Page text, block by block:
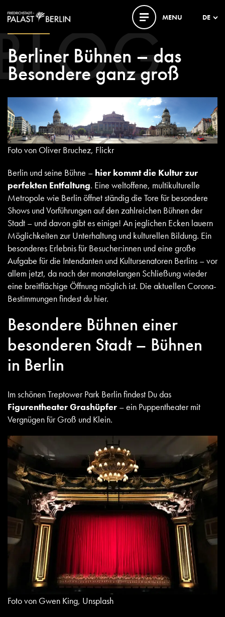
MENU DE
Berliner Bühnen – das
Besondere ganz groß
Foto von Oliver Bruchez, Flickr
Berlin und seine Bühne – hier kommt die Kultur zur
perfekten Entfaltung. Eine weltoffene, multikulturelle
Metropole wie Berlin öffnet ständig die Tore für besondere
Shows und Vorführungen auf den zahlreichen Bühnen der
Stadt – und davon gibt es einige! An jeglichen Ecken lauern
Möglichkeiten zur Unterhaltung und kulturellen Bildung. Ein
besonderes Erlebnis für Besucher:innen und eine große
Aufgabe für die Intendanten und Kultursenatoren Berlins – vor
allem jetzt, da nach der monatelangen Schließung wieder
eine breitflächige Öffnung möglich ist. Die aktuellen Corona-
Bestimmungen findest du hier.
Besondere Bühnen einer
besonderen Stadt – Bühnen
in Berlin
Im schönen Treptower Park Berlin findest Du das
Figurentheater Grashüpfer – ein Puppentheater mit
Vergnügen für Groß und Klein.
Foto von Gwen King, Unsplash